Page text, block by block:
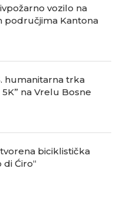
vozilo na
područjima Kantona
humanitarna trka
5K” na Vrelu Bosne
biciklistička
di Ćiro“